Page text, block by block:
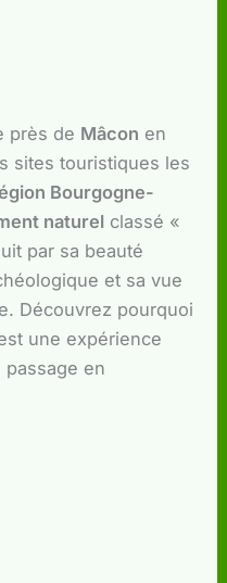
près de Mâcon en
sites touristiques les
Bourgogne-
naturel classé «
par sa beauté
et sa vue
Découvrez pourquoi
une expérience
en